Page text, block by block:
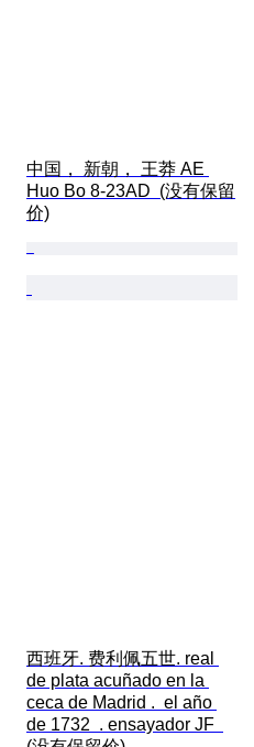
中国， 新朝， 王莽 AE
Huo Bo 8-23AD  (没有保留
价)
西班牙. 费利佩五世. real
de plata acuñado en la
ceca de Madrid .  el año
de 1732  . ensayador JF